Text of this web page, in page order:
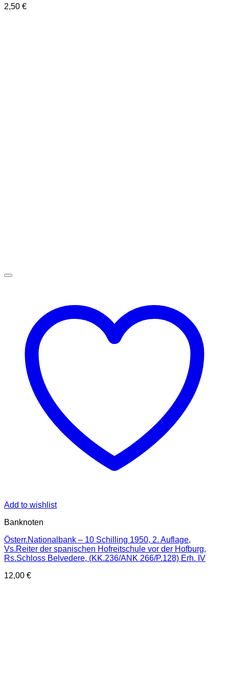
2,50 €
Add to wishlist
Banknoten
Österr.Nationalbank – 10 Schilling 1950, 2. Auflage,
Vs.Reiter der spanischen Hofreitschule vor der Hofburg,
Rs.Schloss Belvedere, (KK.236/ANK 266/P.128) Erh. IV
12,00 €